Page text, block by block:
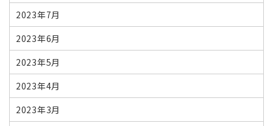
2023年7月
2023年6月
2023年5月
2023年4月
2023年3月